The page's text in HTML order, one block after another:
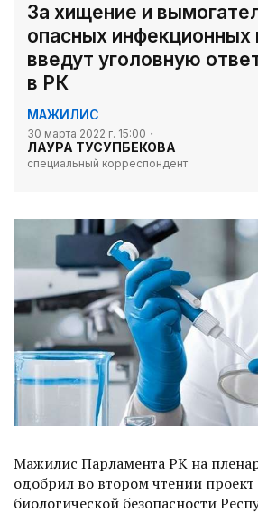
За хищение и
опасных инфекционных
введут уголовную
в РК
МАЖИЛИС
30 марта 2022 г. 15:00
ЛАУРА ТУСУПБЕКОВА
специальный корреспондент
Мажилис Парламента РК на
одобрил во втором чтении проект
биологической безопасности